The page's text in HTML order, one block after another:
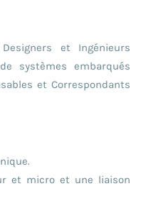
et Ingénieurs
systèmes embarqués
et Correspondants
et micro et une liaison